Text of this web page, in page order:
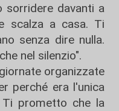
sorridere davanti a
scalza a casa. Ti
senza dire nulla.
nel silenzio".
organizzate
perché era l'unica
prometto che la